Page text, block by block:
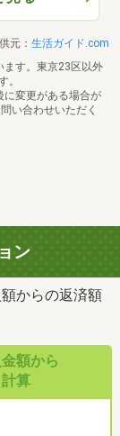
元： 生活ガイド.com
ます。東京23区以外
。
に変更がある場合が
い合わせいただく
ン
からの返済額
額から
計算